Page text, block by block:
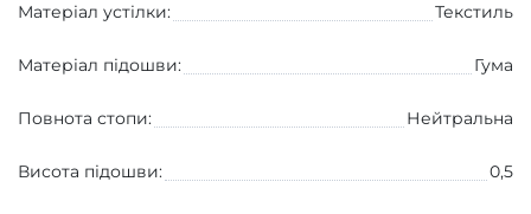
Матеріал устілки: Текстиль
Матеріал підошви: Гума
Повнота стопи: Нейтральна
Висота підошви: 0,5